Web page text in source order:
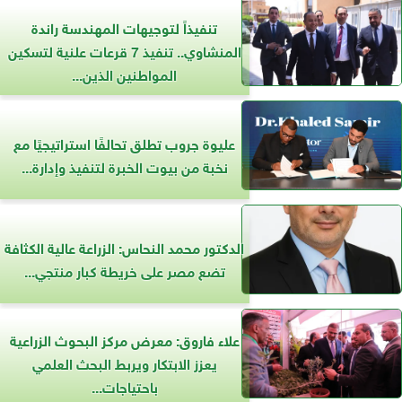
تنفيذاً لتوجيهات المهندسة راندة
المنشاوي.. تنفيذ 7 قرعات علنية لتسكين
المواطنين الذين...
عليوة جروب تطلق تحالفًا استراتيجيًا مع
نخبة من بيوت الخبرة لتنفيذ وإدارة...
الدكتور محمد النحاس: الزراعة عالية الكثافة
تضع مصر على خريطة كبار منتجي...
علاء فاروق: معرض مركز البحوث الزراعية
يعزز الابتكار ويربط البحث العلمي
باحتياجات...